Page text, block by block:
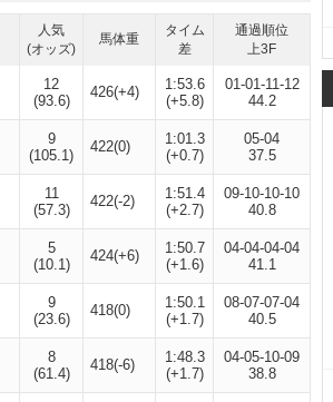
人気
(オッズ)
馬体重
タイム
差
通過順位
上3F
12
(93.6)
426(+4)
1:53.6
(+5.8)
01-01-11-12
44.2
9
(105.1)
422(0)
1:01.3
(+0.7)
05-04
37.5
11
(57.3)
422(-2)
1:51.4
(+2.7)
09-10-10-10
40.8
5
(10.1)
424(+6)
1:50.7
(+1.6)
04-04-04-04
41.1
9
(23.6)
418(0)
1:50.1
(+1.7)
08-07-07-04
40.5
8
(61.4)
418(-6)
1:48.3
(+1.7)
04-05-10-09
38.8